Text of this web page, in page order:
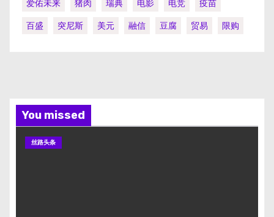
爱佑未来
猪肉 瑞典 电影 电竞
疫苗
百盛
突尼斯 美元 融信 豆腐 贸易 限购
You missed
丝路头条